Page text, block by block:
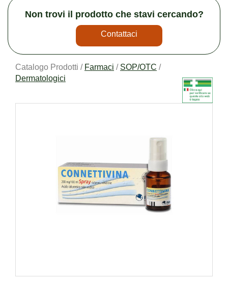
Non trovi il prodotto che stavi cercando?
Contattaci
Catalogo Prodotti / Farmaci / SOP/OTC /
Dermatologici